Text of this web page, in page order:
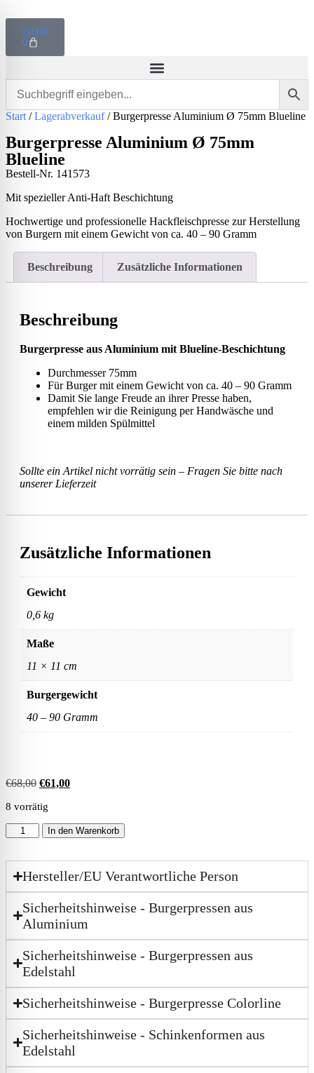
€0,00
0
Start /Lagerabverkauf/ Burgerpresse Aluminium Ø 75mm Blueline
Burgerpresse Aluminium Ø 75mm
Blueline
Bestell-Nr. 141573
Mit spezieller Anti-Haft Beschichtung
Hochwertige und professionelle Hackfleischpresse zur Herstellung
von Burgern mit einem Gewicht von ca. 40 – 90 Gramm
Beschreibung Zusätzliche Informationen
Beschreibung
Burgerpresse aus Aluminium mit Blueline-Beschichtung
Durchmesser 75mm
Für Burger mit einem Gewicht von ca. 40 – 90 Gramm
Damit Sie lange Freude an ihrer Presse haben,
empfehlen wir die Reinigung per Handwäsche und
einem milden Spülmittel
Sollte ein Artikel nicht vorrätig sein – Fragen Sie bitte nach
unserer Lieferzeit
Zusätzliche Informationen
Gewicht
0,6 kg
Maße
11 × 11 cm
Burgergewicht
40 – 90 Gramm
€68,00 €61,00
8 vorrätig
In den Warenkorb
Hersteller/EU Verantwortliche Person
Sicherheitshinweise - Burgerpressen aus
Aluminium
Sicherheitshinweise - Burgerpressen aus
Edelstahl
Sicherheitshinweise - Burgerpresse Colorline
Sicherheitshinweise - Schinkenformen aus
Edelstahl